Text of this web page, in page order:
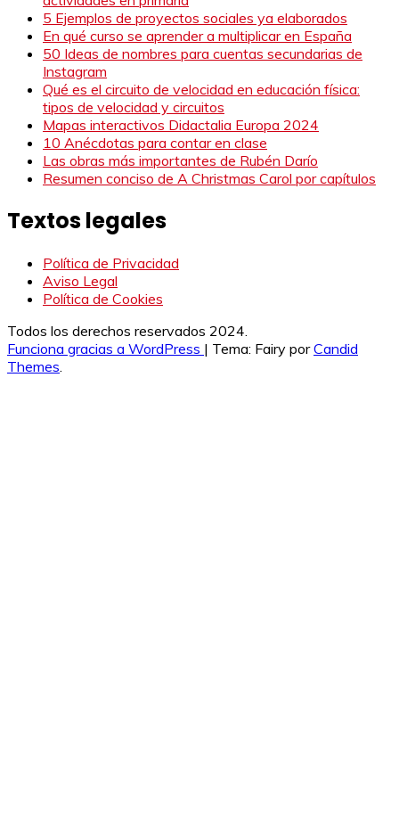
5 Ejemplos de proyectos sociales ya elaborados
En qué curso se aprender a multiplicar en España
50 Ideas de nombres para cuentas secundarias de
Instagram
Qué es el circuito de velocidad en educación física:
tipos de velocidad y circuitos
Mapas interactivos Didactalia Europa 2024
10 Anécdotas para contar en clase
Las obras más importantes de Rubén Darío
Resumen conciso de A Christmas Carol por capítulos
Textos legales
Política de Privacidad
Aviso Legal
Política de Cookies
Todos los derechos reservados 2024.
Funciona gracias a WordPress | Tema: Fairy porCandid
Themes